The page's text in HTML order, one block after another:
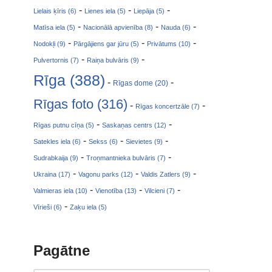
Lielais ķīris (6) - Lienes iela (5) - Liepāja (5) -
Matīsa iela (5) - Nacionālā apvienība (8) - Nauda (6) -
Nodokļi (9) - Pārgājiens gar jūru (5) - Privātums (10) -
Pulvertornis (7) - Raiņa bulvāris (9) -
Rīga (388) - Rīgas dome (20) -
Rīgas foto (316) - Rīgas koncertzāle (7) -
Rīgas putnu cīņa (5) - Saskaņas centrs (12) -
Satekles iela (6) - Sekss (6) - Sievietes (9) -
Sudrabkaija (9) - Troņmantnieka bulvāris (7) -
Ukraina (17) - Vagonu parks (12) - Valdis Zatlers (9) -
Valmieras iela (10) - Vienotība (13) - Vilcieni (7) -
Vīrieši (6) - Zaķu iela (5)
Pagātne